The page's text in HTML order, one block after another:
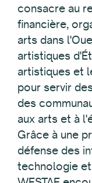
consacre au
financière,
arts dans
artistiques
artistiques et
pour servir
des
aux arts et à
Grâce à une
défense des
technologie